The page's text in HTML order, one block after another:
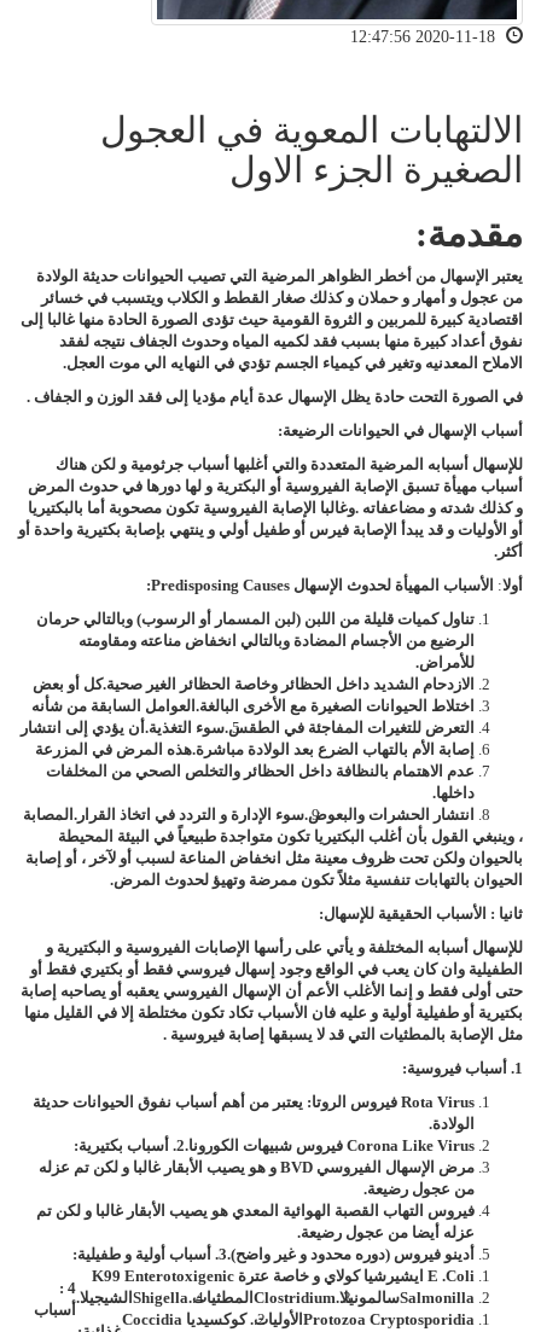
الالتهابات المعوية في العجول
الصغيرة الجزء الاول
مقدمة:
يعتبر الإسهال من أخطر الظواهر المرضية التي تصيب الحيوانات حديثة الولادة
من عجول و أمهار و حملان و كذلك صغار القطط و الكلاب ويتسبب في خسائر
اقتصادية كبيرة للمربين و الثروة القومية حيث تؤدى الصورة الحادة منها غالبا إلى
نفوق أعداد كبيرة منها بسبب فقد لكميه المياه وحدوث الجفاف نتيجه لفقد
الاملاح المعدنيه وتغير في كيمياء الجسم تؤدي في النهايه الي موت العجل.
في الصورة التحت حادة يظل الإسهال عدة أيام مؤديا إلى فقد الوزن و الجفاف .
أسباب الإسهال في الحيوانات الرضيعة:
للإسهال أسبابه المرضية المتعددة والتي أغلبها أسباب جرثومية و لكن هناك
أسباب مهيأة تسبق الإصابة الفيروسية أو البكترية و لها دورها في حدوث المرض
و كذلك شدته و مضاعفاته .وغالبا الإصابة الفيروسية تكون مصحوبة أما بالبكتيريا
أو الأوليات و قد يبدأ الإصابة فيرس أو طفيل أولي و ينتهي بإصابة بكتيرية واحدة أو
أكثر .
أولا: الأسباب المهيأة لحدوث الإسهال Predisposing Causes
:
تناول كميات قليلة من اللبن (لبن المسمار أو الرسوب) وبالتالي حرمان
الرضيع من الأجسام المضادة وبالتالي انخفاض مناعته ومقاومته
للأمراض.
الازدحام الشديد داخل الحظائر وخاصة الحظائر الغير صحية.
اختلاط الحيوانات الصغيرة مع الأخرى البالغة.
التعرض للتغيرات المفاجئة في الطقس.سوء التغذية.
إصابة الأم بالتهاب الضرع بعد الولادة مباشرة.
عدم الاهتمام بالنظافة داخل الحظائر والتخلص الصحي من المخلفات
داخلها.
انتشار الحشرات والبعوض.سوء الإدارة و التردد في اتخاذ القرار.
كل أو بعض
العوامل السابقة من شأنه
أن يؤدي إلى انتشار
هذه المرض في المزرعة
المصابة
، وينبغي القول بأن أغلب البكتيريا تكون متواجدة طبيعياً في البيئة المحيطة
بالحيوان ولكن تحت ظروف معينة مثل انخفاض المناعة لسبب أو لآخر ، أو إصابة
الحيوان بالتهابات تنفسية مثلاً تكون ممرضة وتهيؤ لحدوث المرض.
ثانيا : الأسباب الحقيقية للإسهال:
للإسهال أسبابه المختلفة و يأتي على رأسها الإصابات الفيروسية و البكتيرية و
الطفيلية وان كان يعب في الواقع وجود إسهال فيروسي فقط أو بكتيري فقط أو
حتى أولى فقط و إنما الأغلب الأعم أن الإسهال الفيروسي يعقبه أو يصاحبه إصابة
بكتيرية أو طفيلية أولية و عليه فان الأسباب تكاد تكون مختلطة إلا في القليل منها
مثل الإصابة بالمطثيات التي قد لا يسبقها إصابة فيروسية .
1. أسباب فيروسية:
Rota Virus فيروس الروتا: يعتبر من أهم أسباب نفوق الحيوانات حديثة
الولادة.
Corona Like Virus فيروس شبيهات الكورونا.
مرض الإسهال الفيروسي BVD و هو يصيب الأبقار غالبا و لكن تم عزله
من عجول رضيعة.
فيروس التهاب القصبة الهوائية المعدي هو يصيب الأبقار غالبا و لكن تم
عزله أيضا من عجول رضيعة.
أدينو فيروس (دوره محدود و غير واضح).
2. أسباب بكتيرية:
E .coli ايشيرشيا كولاي و خاصة عترة K99 Enterotoxigenic
Salmonillaسالمونيلا.Clostridium المطثيات.Shigella الشيجيلا.
3. أسباب أولية و طفيلية:
Protozoa Cryptosporidia الأوليات.كوكسيديا Coccidia
4 :
أسباب